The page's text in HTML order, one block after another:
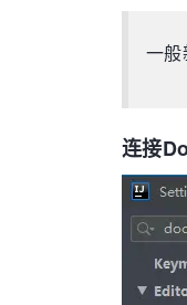
一
连接